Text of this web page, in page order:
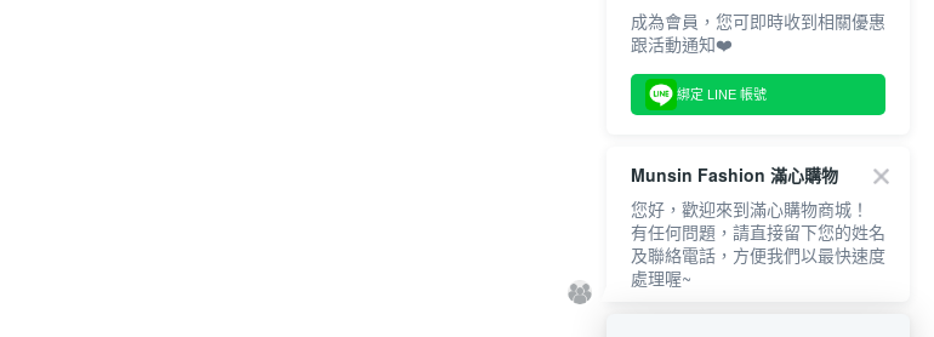
成為會員，您可即時收到相關優惠
跟活動通知❤️
綁定 LINE 帳號
Munsin Fashion 滿心購物
您好，歡迎來到滿心購物商城！
有任何問題，請直接留下您的姓名
及聯絡電話，方便我們以最快速度
處理喔~